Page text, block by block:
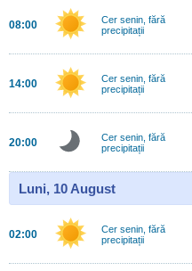
08:00
Cer senin, fără
precipitații
14:00
Cer senin, fără
precipitații
20:00
Cer senin, fără
precipitații
Luni, 10 August
02:00
Cer senin, fără
precipitații